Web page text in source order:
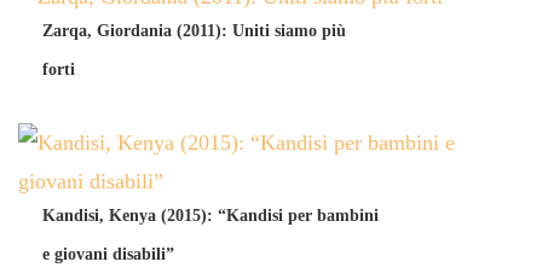
Zarqa, Giordania (2011): Uniti siamo più
forti
Kandisi, Kenya (2015): “Kandisi per bambini
e giovani disabili”